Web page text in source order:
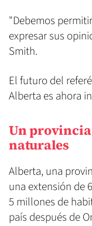
"Debemos
expresar sus
Smith.
El futuro del
Alberta es ahora
Un
naturales
Alberta, una
una extensión de
5 millones de
país después de